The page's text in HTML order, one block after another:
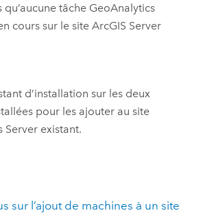
qu’aucune tâche GeoAnalytics
cours sur le site ArcGIS Server
d’installation sur les deux
pour les ajouter au site
Serverexistant.
sur l’ajout de machines à un site